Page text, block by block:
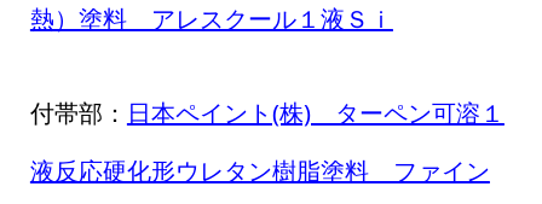
熱）塗料 アレスクール１液Ｓｉ
付帯部： 日本ペイント(株) ターペン可溶１
液反応硬化形ウレタン樹脂塗料 ファイン